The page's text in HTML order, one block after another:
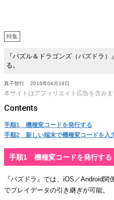
特集
『パズル＆ドラゴンズ（パズドラ
る。
真子智行 2016年04月19日
本サイトはアフィリエイト広告を含みま
手順1 機種変コードを発行する
手順2 新しい端末で機種変コードを入
手順1 機種変コードを発行する
『パズドラ』では、iOS／Android
でプレイデータの引き継ぎが可能。